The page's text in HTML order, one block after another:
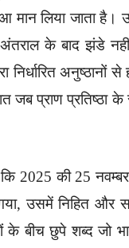
मान लिया जाता है।
के बाद झंडे
निर्धारित
जब प्राण प्रतिष्ठा
2025 की 25
उसमें निहित और
के बीच छुपे शब्द जो